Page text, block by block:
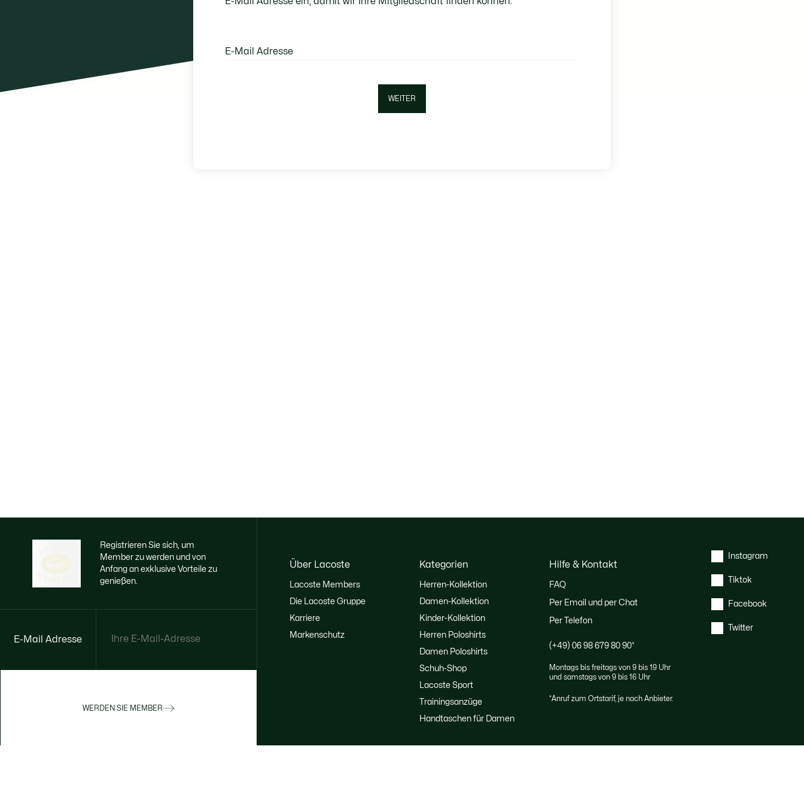
E-Mail Adresse
Registrieren Sie sich, um
Member zu werden und von
Anfang an exklusive Vorteile zu
genießen.
E-Mail Adresse
WERDEN SIE MEMBER
Über Lacoste
Lacoste Members
Die Lacoste Gruppe
Karriere
Markenschutz
Kategorien
Herren-Kollektion
Damen-Kollektion
Kinder-Kollektion
Herren Poloshirts
Damen Poloshirts
Schuh-Shop
Lacoste Sport
Trainingsanzüge
Handtaschen für Damen
Hilfe & Kontakt
FAQ
Per Email und per Chat
Per Telefon
(+49) 06 98 679 80 90*
Montags bis freitags von 9 bis 19 Uhr
und samstags von 9 bis 16 Uhr
*Anruf zum Ortstarif, je nach Anbieter.
Instagram
Tiktok
Facebook
Twitter